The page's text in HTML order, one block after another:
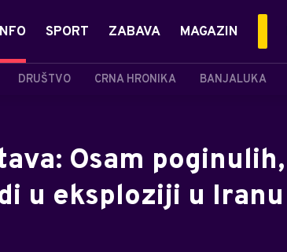
DRUŠTVO CRNA HRONIKA BANJALUKA
SPORT ZABAVA MAGAZIN
Osam poginulih,
u eksploziji u Iranu